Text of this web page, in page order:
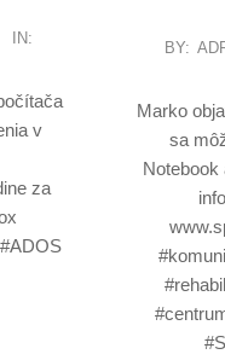
IN:
v
za
BY:
Marko
sa